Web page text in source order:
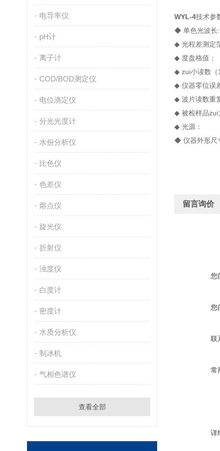
电导率仪
pH计
离子计
COD/BOD测定仪
电位滴定仪
分光光度计
水份分析仪
比色仪
色差仪
熔点仪
旋光仪
折射仪
浊度仪
白度计
密度计
水质分析仪
制冰机
气相色谱仪
查看全部
WYL-4技术参
◆ 单色光波
◆ 光程差测
◆ 度盘
◆ zui小读
◆ 仪器零
◆ 波片读数
◆ 被检样品
◆ 光源：
◆ 仪器外形
留言询价
您
您
联
常
详